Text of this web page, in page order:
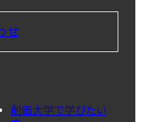
せ
創価大学で学びたい